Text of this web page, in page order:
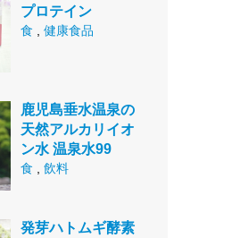
プロテイン
食 健康食品
鹿児島垂水温泉の
天然アルカリイオ
ン水 温泉水99
食 飲料
発芽ハトムギ酵素